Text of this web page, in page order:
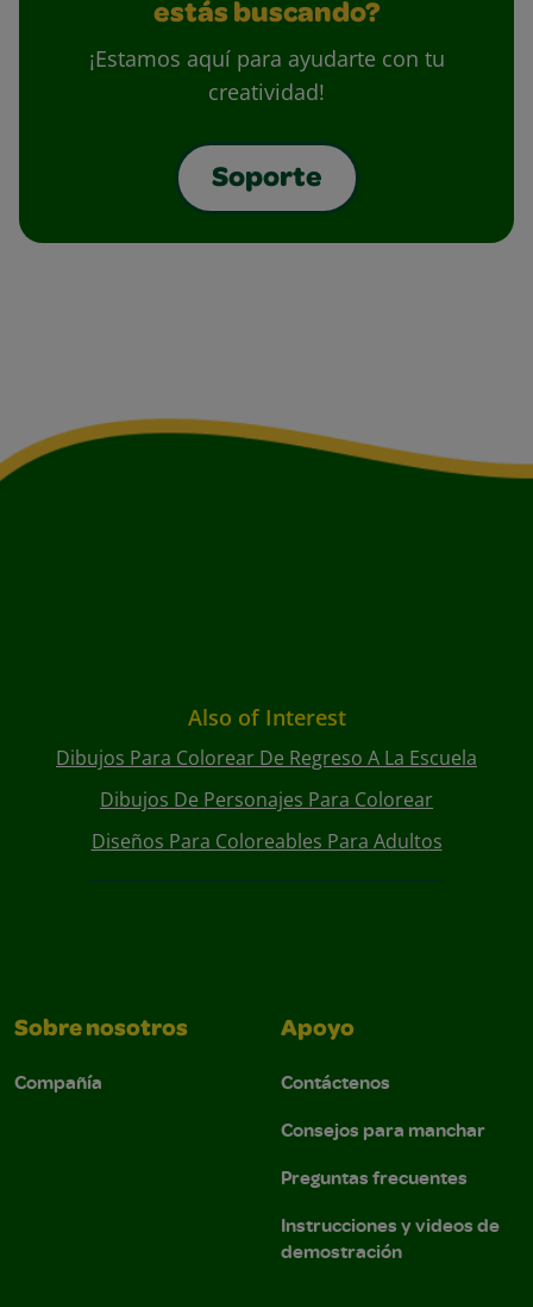
estás buscando?
¡Estamos aquí para ayudarte con tu
creatividad!
Soporte
Also of Interest
Dibujos Para Colorear De Regreso A La Escuela
Dibujos De Personajes Para Colorear
Diseños Para Coloreables Para Adultos
Sobre nosotros
Compañía
Apoyo
Contáctenos
Consejos para manchar
Preguntas frecuentes
Instrucciones y videos de
demostración